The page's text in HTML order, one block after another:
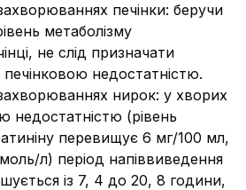
печінки: беручи
метаболізму
не слід призначати
недостатністю.
нирок: у хворих
недостатністю (рівень
перевищує 6 мг/100 мл,
л) період напіввиведення
із 7, 4 до 20, 8 години,